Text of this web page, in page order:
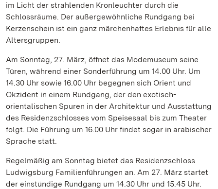
im Licht der strahlenden Kronleuchter durch die
Schlossräume. Der außergewöhnliche Rundgang bei
Kerzenschein ist ein ganz märchenhaftes Erlebnis für alle
Altersgruppen.
Am Sonntag, 27. März, öffnet das Modemuseum seine
Türen, während einer Sonderführung um 14.00 Uhr. Um
14.30 Uhr sowie 16.00 Uhr begegnen sich Orient und
Okzident in einem Rundgang, der den exotisch-
orientalischen Spuren in der Architektur und Ausstattung
des Residenzschlosses vom Speisesaal bis zum Theater
folgt. Die Führung um 16.00 Uhr findet sogar in arabischer
Sprache statt.
Regelmäßig am Sonntag bietet das Residenzschloss
Ludwigsburg Familienführungen an. Am 27. März startet
der einstündige Rundgang um 14.30 Uhr und 15.45 Uhr.